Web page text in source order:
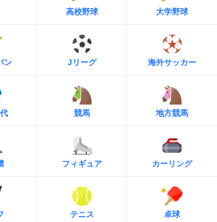
高校野球 大学野球
ン Jリーグ 海外サッカー
競馬 地方競馬
フィギュア カーリング
テニス 卓球